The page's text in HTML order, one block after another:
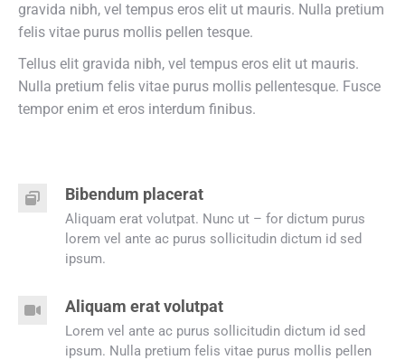
gravida nibh, vel tempus eros elit ut mauris. Nulla pretium
felis vitae purus mollis pellen tesque.
Tellus elit gravida nibh, vel tempus eros elit ut mauris.
Nulla pretium felis vitae purus mollis pellentesque. Fusce
tempor enim et eros interdum finibus.
Bibendum placerat
Aliquam erat volutpat. Nunc ut – for dictum purus
lorem vel ante ac purus sollicitudin dictum id sed
ipsum.
Aliquam erat volutpat
Lorem vel ante ac purus sollicitudin dictum id sed
ipsum. Nulla pretium felis vitae purus mollis pellen